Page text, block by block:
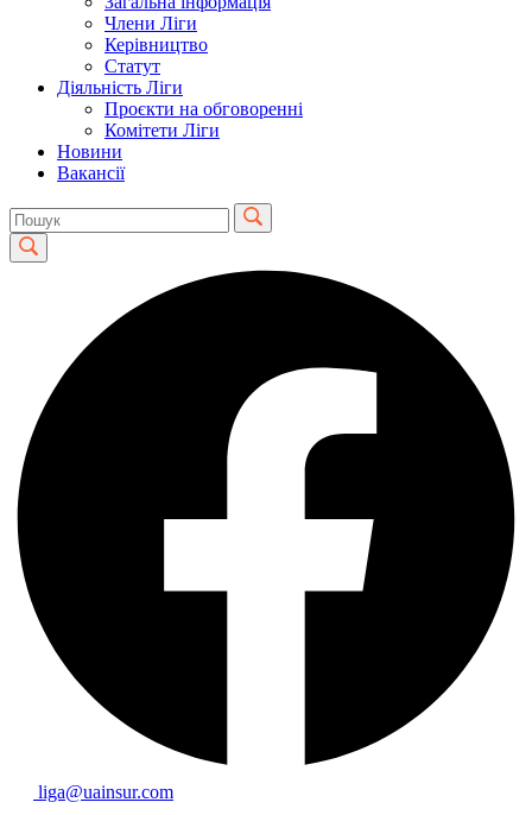
Члени Ліги
Керівництво
Статут
Діяльність Ліги
Проєкти на обговоренні
Комітети Ліги
Новини
Вакансії
liga@uainsur.com